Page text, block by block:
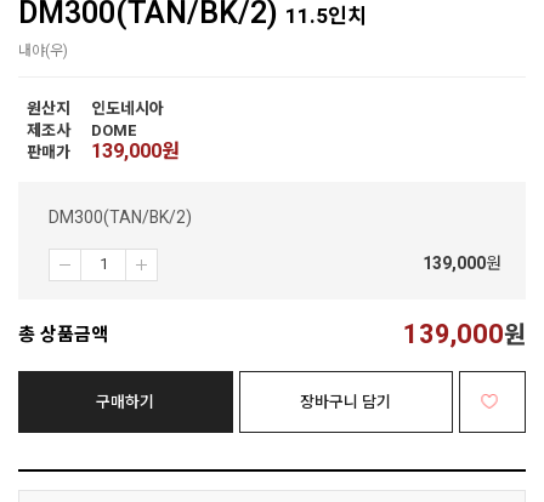
DM300(TAN/BK/2) 11.5인치
내야(우)
원산지
인도네시아
제조사
DOME
판매가
139,000원
DM300(TAN/BK/2)
139,000원
총 상품금액 139,000원
구매하기 장바구니 담기